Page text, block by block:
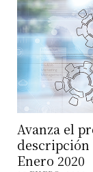
Avanza el
descripción
Enero 2020